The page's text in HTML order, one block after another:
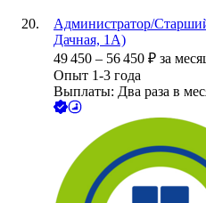
Администратор/
Дачная, 1А)
49 450 – 56 450 ₽ за
Опыт 1-3 года
Выплаты: Два раза в